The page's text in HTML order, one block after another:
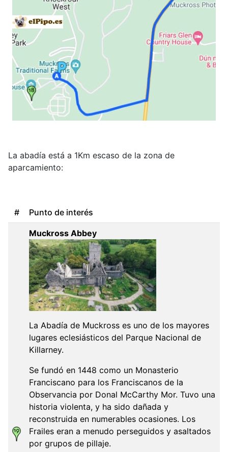
La abadía está a 1Km escaso de la zona de
aparcamiento:
# Punto de interés
Muckross Abbey
La Abadía de Muckross es uno de los mayores
lugares eclesiásticos del Parque Nacional de
Killarney.
Se fundó en 1448 como un Monasterio
Franciscano para los Franciscanos de la
Observancia por Donal McCarthy Mor. Tuvo una
historia violenta, y ha sido dañada y
reconstruida en numerables ocasiones. Los
Frailes eran a menudo perseguidos y asaltados
por grupos de pillaje.